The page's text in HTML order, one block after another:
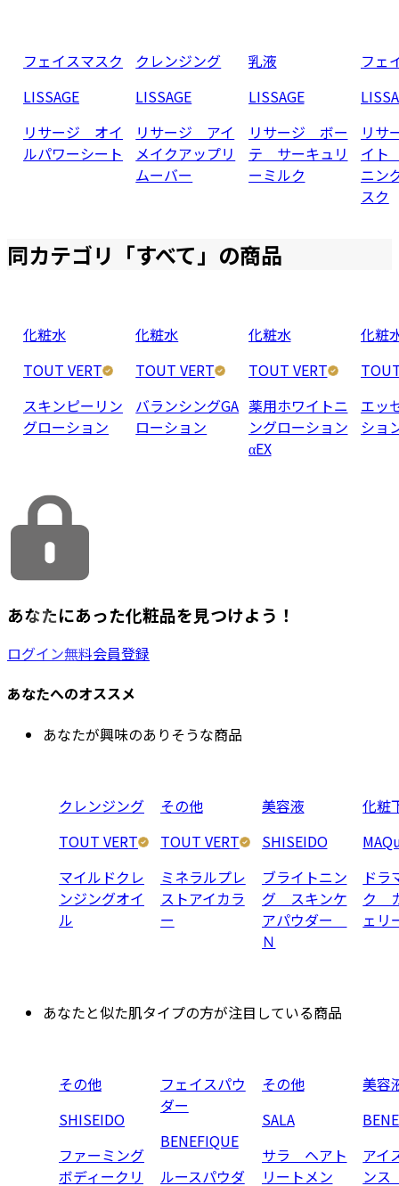
フェイスマスク
LISSAGE
リサージ オイ
ルパワーシート
クレンジング
LISSAGE
リサージ アイ
メイクアップリ
ムーバー
乳液
LISSAGE
リサージ ボー
テ サーキュリ
ーミルク
フェ
リサ
イト
ニン
スク
同カテゴリ「すべて 」の商品
化粧水
TOUT VERT
スキンピーリン
グローション
化粧水
TOUT VERT
バランシングGA
ローション
化粧水
TOUT VERT
薬用ホワイトニ
ングローション
αEX
化粧
エッ
ショ
あなたにあった化粧品を見つけよう！
ログイン無料会員登録
あなたへのオススメ
あなたが興味のありそうな商品
クレンジング
TOUT VERT
マイルドクレ
ンジングオイ
ル
その他
TOUT VERT
ミネラルプレ
ストアイカラ
ー
美容液
SHISEIDO
ブライトニン
グ スキンケ
アパウダー
Ｎ
化粧
ドラ
ク
ェ
あなたと似た肌タイプの方が注目している商品
その他
SHISEIDO
ファーミング
ボディークリ
フェイスパウ
ダー
BENEFIQUE
ルースパウダ
その他
SALA
サラ ヘアト
リートメン
美容
アイ
ン